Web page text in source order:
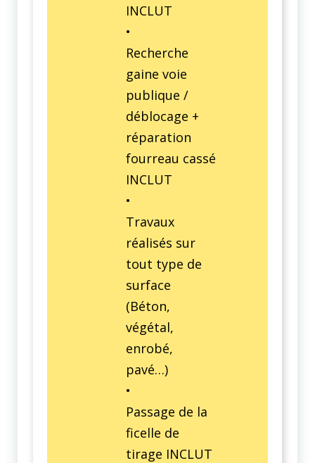
INCLUT
•
Recherche
gaine voie
publique /
déblocage +
réparation
fourreau cassé
INCLUT
•
Travaux
réalisés sur
tout type de
surface
(Béton,
végétal,
enrobé,
pavé…)
•
Passage de la
ficelle de
tirage INCLUT